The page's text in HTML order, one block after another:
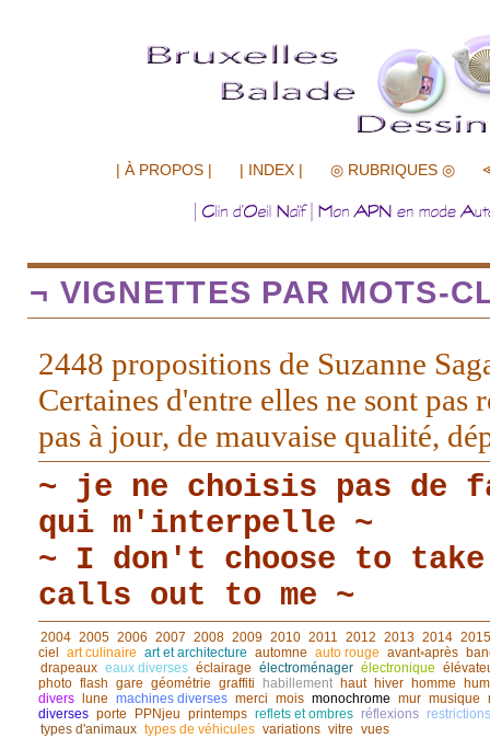
| À PROPOS | | INDEX | ◎ RUBRIQUES ◎
¬ VIGNETTES PAR MOTS-
2448 propositions de Suzanne
Certaines d'entre elles ne sont pas
pas à jour, de mauvaise qualité,
~ je ne choisis pas de
qui m'interpelle ~
~ I don't choose to
calls out to me ~
2004 2005 2006 2007 2008 2009 2010 2011 2012 2013 2014 2015
ciel art culinaire art et architecture automne auto rouge avant◦après
drapeaux eaux diverses éclairage électroménager électronique
photo flash gare géométrie graffiti habillement haut hiver homme
divers lune machines diverses merci mois monochrome mur musique
diverses porte PPNjeu printemps reflets et ombres réflexions restrictions
types d'animaux types de véhicules variations vitre vues